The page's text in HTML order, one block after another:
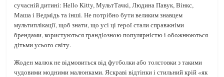
сучасній дитині: Hello Kitty, МультТачкі, Людина Павук, Вінкс,
Маша і Ведмідь та інші. Не потрібно бути великим знавцем
мультиплікації, щоб знати, що усі ці герої стали справжніми
брендами, користуються грандіозною популярністю і обожнюються
дітьми усього світу.
Жоден малюк не відмовиться від футболки або толстовки з такими
чудовими модними малюнками. Яскраві відтінки і стильний крій «як